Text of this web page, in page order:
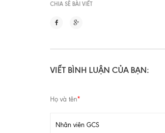
CHIA SẼ BÀI VIẾT
VIẾT BÌNH LUẬN CỦA BẠN:
Họ và tên*